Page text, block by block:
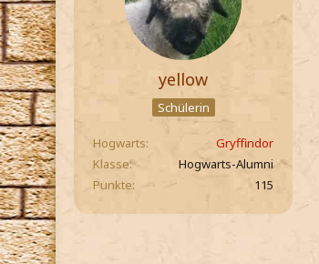
yellow
Schülerin
Hogwarts
Gryffindor
Klasse
Hogwarts-Alumni
Punkte
115